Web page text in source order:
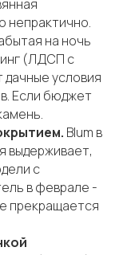
непрактично.
на ночь
(ЛДСП с
условия
Если бюджет
Blum в
выдерживает,
с
в феврале -
прекращается